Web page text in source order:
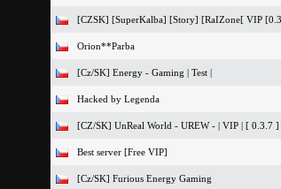
[CZSK] [SuperKalba] [Story] [RaIZone[ VIP
Orion**Parba
[Cz/SK] Energy - Gaming | Test |
Hacked by Legenda
[CZ/SK] UnReal World - UREW - | VIP | [ 0.3.7 ]
Best server [Free VIP]
[Cz/SK] Furious Energy Gaming